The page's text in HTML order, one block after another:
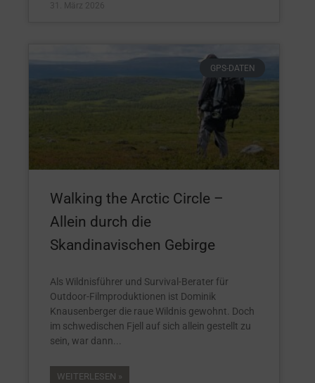
31. März 2026
GPS-DATEN
Walking the Arctic Circle –
Allein durch die
Skandinavischen Gebirge
Als Wildnisführer und Survival-Berater für
Outdoor-Filmproduktionen ist Dominik
Knausenberger die raue Wildnis gewohnt. Doch
im schwedischen Fjell auf sich allein gestellt zu
sein, war dann
WEITERLESEN »